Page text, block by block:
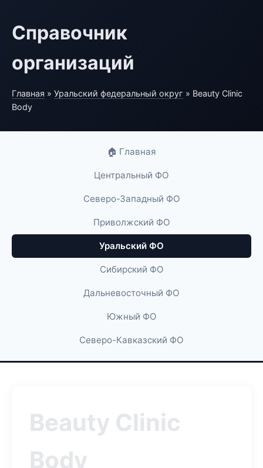
Справочник
организаций
Главная » Уральский федеральный округ » Beauty Clinic
Body
🏠 Главная
Центральный ФО
Северо-Западный ФО
Приволжский ФО
Уральский ФО
Сибирский ФО
Дальневосточный ФО
Южный ФО
Северо-Кавказский ФО
Beauty Clinic
Body